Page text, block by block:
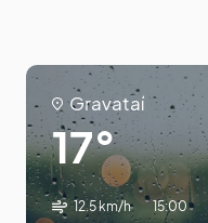
Gravataí
17°
12.5 km/h
15:00